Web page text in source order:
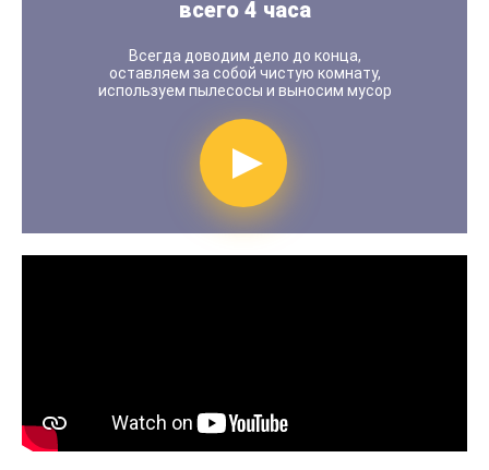
всего 4 часа
Всегда доводим дело до конца,
оставляем за собой чистую комнату,
используем пылесосы и выносим мусор
Показать видео по